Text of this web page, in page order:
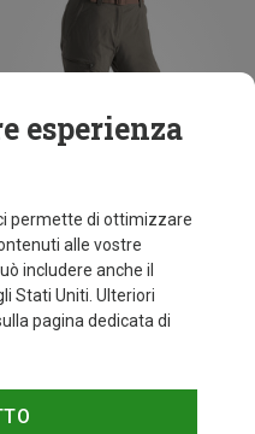
a 35%
esperienza
permette di ottimizzare
alle vostre
includere anche il
Stati Uniti. Ulteriori
pagina dedicata di